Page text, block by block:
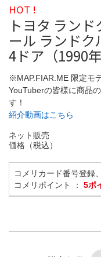
HOT !
トヨタ ラン
ール ランド
4ドア（1990
※MAP.FIAR.ME 限定モ
YouTuberの皆様に商品
す！
紹介動画はこちら
ネット販売
価格（税込）
コメリカード番号登録
コメリポイント ： 5ポ